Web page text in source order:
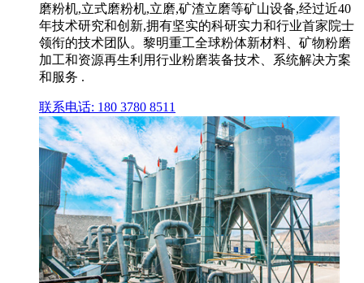
磨粉机,立式磨粉机,立磨,矿渣立磨等矿山设备,经过近40
年技术研究和创新,拥有坚实的科研实力和行业首家院士
领衔的技术团队。黎明重工全球粉体新材料、矿物粉磨
加工和资源再生利用行业粉磨装备技术、系统解决方案
和服务 .
联系电话: 180 3780 8511